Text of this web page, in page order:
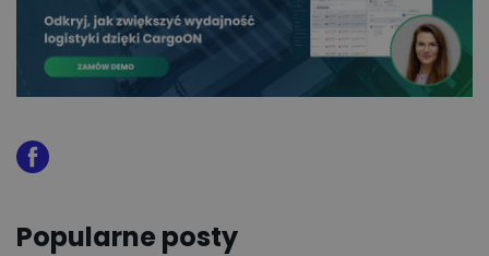
Popularne posty